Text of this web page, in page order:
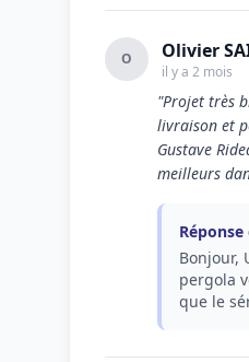
O Olivier
il y a 2 mois
"Projet très
livraison et
Gustave
meilleurs
Bonjour,
pergola
que le